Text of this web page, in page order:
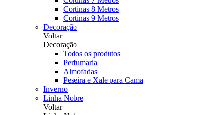
Cortinas 8 Metros
Cortinas 9 Metros
Decoração
Voltar
Decoração
Todos os produtos
Perfumaria
Almofadas
Peseira e Xale para Cama
Inverno
Linha Nobre
Voltar